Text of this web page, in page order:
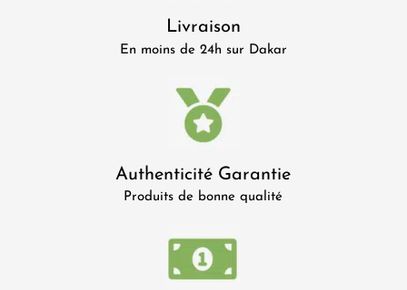
Livraison
En moins de 24h sur Dakar
Authenticité Garantie
Produits de bonne qualité